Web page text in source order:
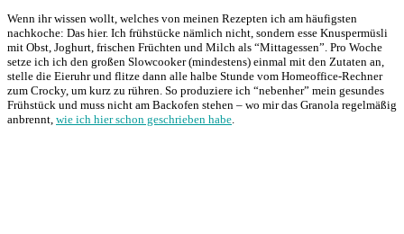
Wenn ihr wissen wollt, welches von meinen Rezepten ich am häufigsten
nachkoche: Das hier. Ich frühstücke nämlich nicht, sondern esse Knuspermüsli
mit Obst, Joghurt, frischen Früchten und Milch als “Mittagessen”. Pro Woche
setze ich ich den großen Slowcooker (mindestens) einmal mit den Zutaten an,
stelle die Eieruhr und flitze dann alle halbe Stunde vom Homeoffice-Rechner
zum Crocky, um kurz zu rühren. So produziere ich “nebenher” mein gesundes
Frühstück und muss nicht am Backofen stehen – wo mir das Granola regelmäßig
anbrennt, wie ich hier schon geschrieben habe